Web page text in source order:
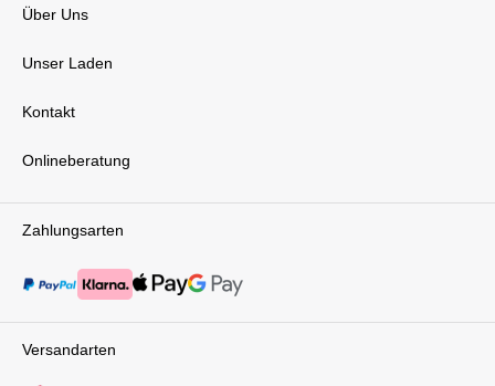
Zahlungsarten
Versandarten
Über Uns
Unser Laden
Kontakt
Onlineberatung